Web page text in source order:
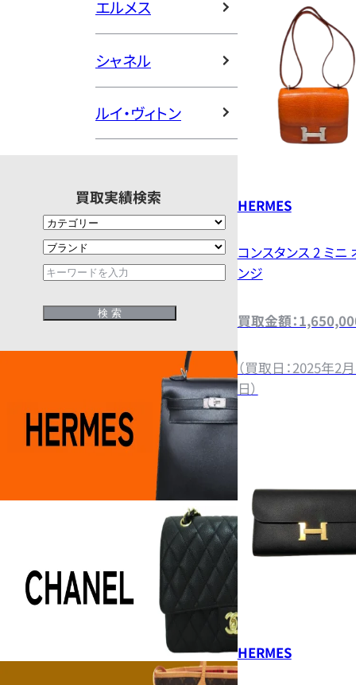
エルメス
シャネル
ルイ・ヴィトン
買取実績検索 HERMES
コンスタンス 2 ミニ
ンジ
買取金額：
（買取日：2025年2
日）
HERMES